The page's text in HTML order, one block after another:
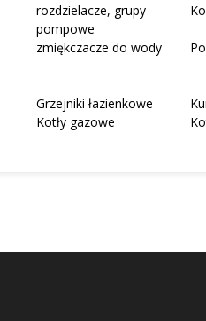
rozdzielacze, grupy
pompowe
zmiękczacze do wody
Grzejniki łazienkowe
Kotły gazowe